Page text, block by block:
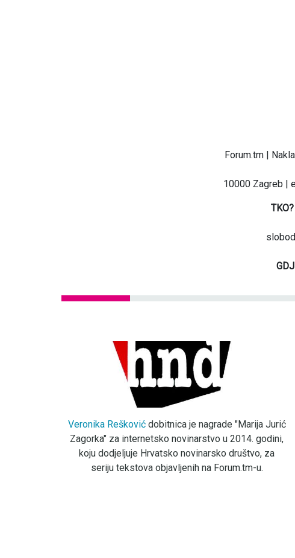
Forum.tm |
10000 Zagreb |
TKO?
Veronika Reškovićdobitnica je nagrade "Marija Jurić
Zagorka" za internetsko novinarstvo u 2014. godini,
koju dodjeljuje Hrvatsko novinarsko društvo, za
seriju tekstova objavljenih na Forum.tm-u.